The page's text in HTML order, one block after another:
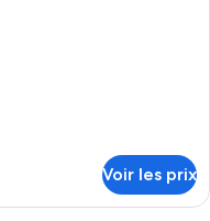
Voir les prix